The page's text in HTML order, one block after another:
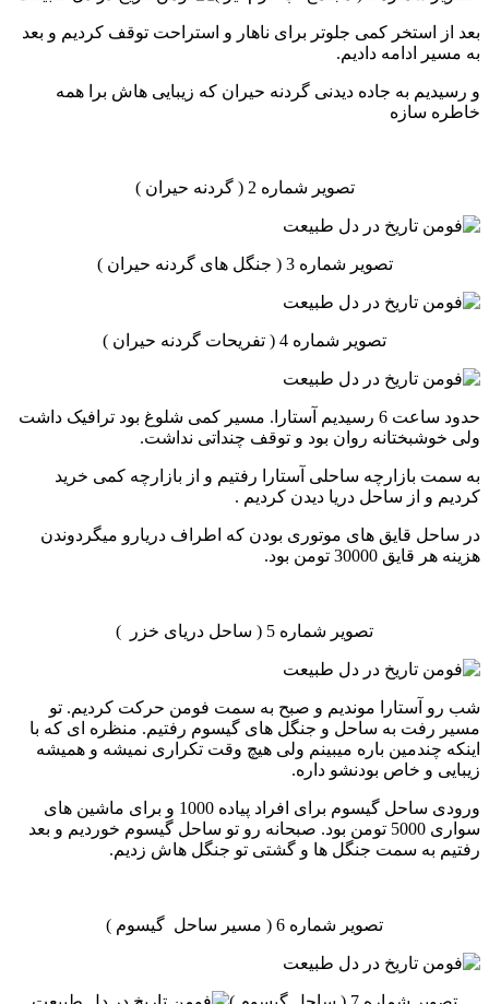
بعد از استخر کمی جلوتر برای ناهار و استراحت توقف کردیم و بعد
به مسیر ادامه دادیم.
و رسیدیم به جاده دیدنی گردنه حیران که زیبایی هاش برا همه
خاطره سازه
تصویر شماره 2 ( گردنه حیران )
تصویر شماره 3 ( جنگل های گردنه حیران )
تصویر شماره 4 ( تفریحات گردنه حیران )
حدود ساعت 6 رسیدیم آستارا. مسیر کمی شلوغ بود ترافیک داشت
ولی خوشبختانه روان بود و توقف چنداتی نداشت.
به سمت بازارچه ساحلی آستارا رفتیم و از بازارچه کمی خرید
کردیم و از ساحل دریا دیدن کردیم .
در ساحل قایق های موتوری بودن که اطراف دریارو میگردوندن
هزینه هر قایق 30000 تومن بود.
تصویر شماره 5 ( ساحل دریای خزر )
شب رو آستارا موندیم و صبح به سمت فومن حرکت کردیم. تو
مسیر رفت به ساحل و جنگل های گیسوم رفتیم. منظره ای که با
اینکه چندمین باره میبینم ولی هیچ وقت تکراری نمیشه و همیشه
زیبایی و خاص بودنشو داره.
ورودی ساحل گیسوم برای افراد پیاده 1000 و برای ماشین های
سواری 5000 تومن بود. صبحانه رو تو ساحل گیسوم خوردیم و بعد
رفتیم به سمت جنگل ها و گشتی تو جنگل هاش زدیم.
تصویر شماره 6 ( مسیر ساحل گیسوم )